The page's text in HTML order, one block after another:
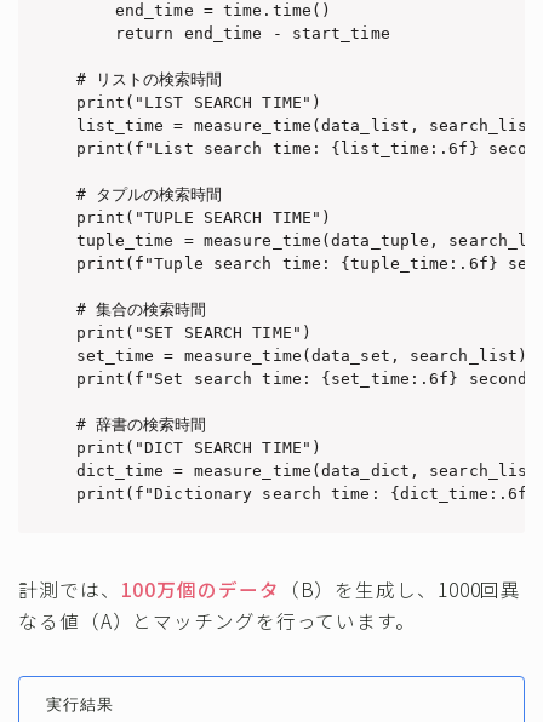
    end_time = time.time()
    return end_time - start_time
# リストの検索時間
print("LIST SEARCH TIME")
list_time = measure_time(data_list,
print(f"List search time: {list_time:.6f}
# タプルの検索時間
print("TUPLE SEARCH TIME")
tuple_time = measure_time(data_tuple,
print(f"Tuple search time: {tuple_time:.6f}
# 集合の検索時間
print("SET SEARCH TIME")
set_time = measure_time(data_set, search_list)
print(f"Set search time: {set_time:.6f}
# 辞書の検索時間
print("DICT SEARCH TIME")
dict_time = measure_time(data_dict,
print(f"Dictionary search time: {dict_time:.6f}
計測では、 100万個のデータ
（B）を生成し、1000回異
なる値（A）とマッチングを行っています。
実行結果